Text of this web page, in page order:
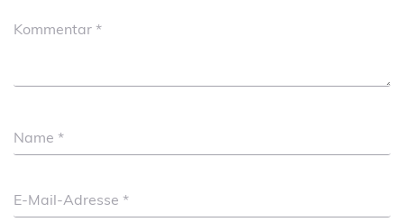
Kommentar *
Name *
E-Mail-Adresse *